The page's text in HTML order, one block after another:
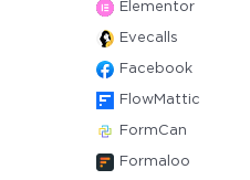
Elementor
Evecalls
Facebook
FlowMattic
FormCan
Formaloo